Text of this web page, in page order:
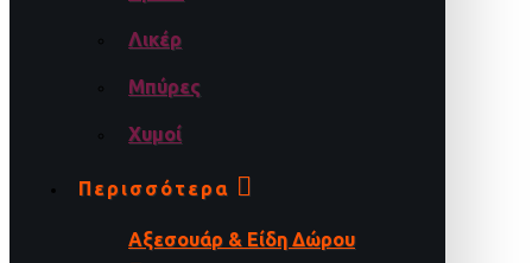
Λικέρ
Μπύρες
Χυμοί
Περισσότερα
Αξεσουάρ & Είδη Δώρου